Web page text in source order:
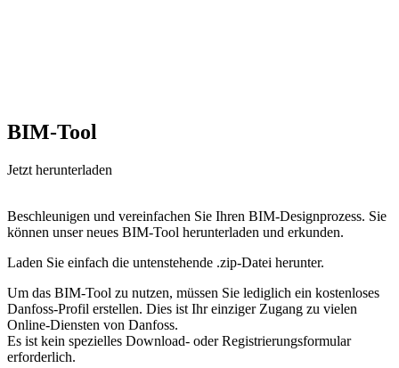
BIM-Tool
Jetzt herunterladen
Beschleunigen und vereinfachen Sie Ihren BIM-Designprozess. Sie
können unser neues BIM-Tool herunterladen und erkunden.
Laden Sie einfach die untenstehende .zip-Datei herunter.
Um das BIM-Tool zu nutzen, müssen Sie lediglich ein kostenloses
Danfoss-Profil erstellen. Dies ist Ihr einziger Zugang zu vielen
Online-Diensten von Danfoss.
Es ist kein spezielles Download- oder Registrierungsformular
erforderlich.